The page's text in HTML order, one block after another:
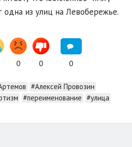
одна из улиц на Левобережье.
0 0 0
#Алексей Провозин
#переименование #улица